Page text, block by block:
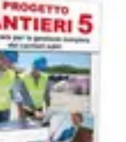
EsterniGiardinaggio e Spazi
Progetti Creativi